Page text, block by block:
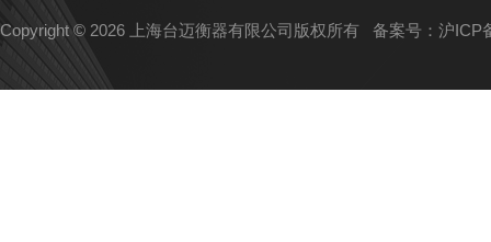
Copyright © 2026 上海台迈衡器有限公司版权所有 备案号：沪ICP